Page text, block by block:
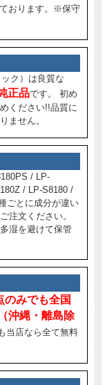
おります。※保守
ク）は良質な
正品です。 初め
ください!!品質に
ません。
/ LP-
/ LP-S8180 /
ごとに成分が違い
注文ください。
湿を避けて保管
のみでも全国
沖縄・離島除
当店なら全て無料